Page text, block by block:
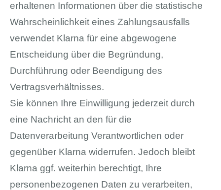
erhaltenen Informationen über die statistische
Wahrscheinlichkeit eines Zahlungsausfalls
verwendet Klarna für eine abgewogene
Entscheidung über die Begründung,
Durchführung oder Beendigung des
Vertragsverhältnisses.
Sie können Ihre Einwilligung jederzeit durch
eine Nachricht an den für die
Datenverarbeitung Verantwortlichen oder
gegenüber Klarna widerrufen. Jedoch bleibt
Klarna ggf. weiterhin berechtigt, Ihre
personenbezogenen Daten zu verarbeiten,